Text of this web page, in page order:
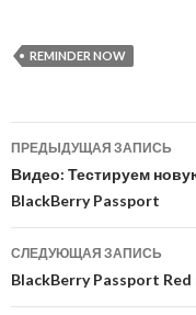
REMINDER NOW
Навигация
по
записям
ПРЕДЫДУЩАЯ ЗАПИСЬ
Видео: Тестируем
BlackBerry Passport
СЛЕДУЮЩАЯ ЗАПИСЬ
BlackBerry Passport